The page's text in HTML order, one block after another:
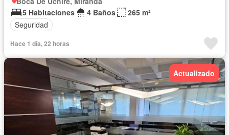
5 Habitaciones
4 Baños
265 m²
Seguridad
Hace 1 día, 22 horas
Actualizado